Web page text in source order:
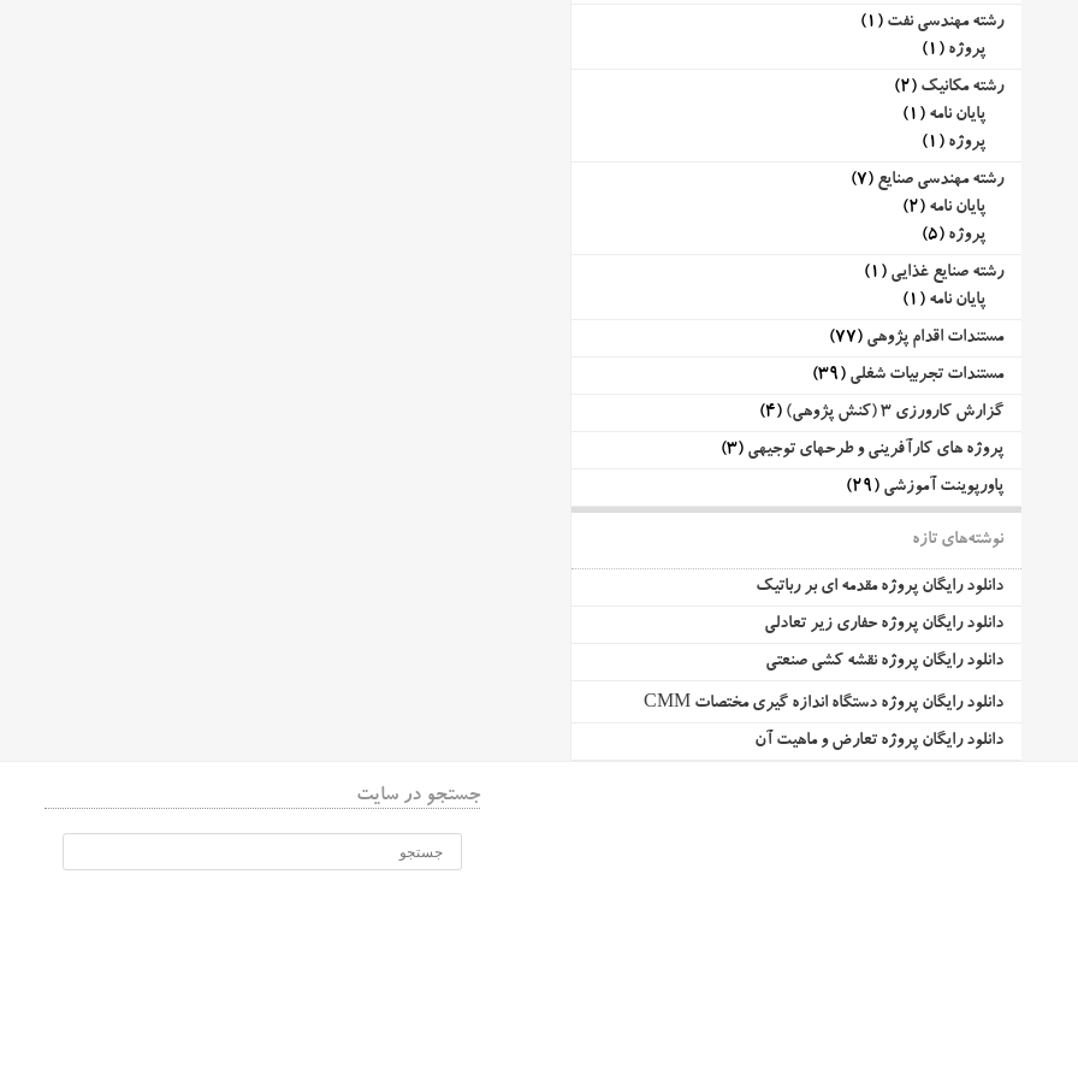
رشته مهندسی نفت (1)
پروژه (1)
رشته مکانیک (2)
پایان نامه (1)
پروژه (1)
رشته مهندسی صنایع (7)
پایان نامه (2)
پروژه (5)
رشته صنایع غذایی (1)
پایان نامه (1)
مستندات اقدام پژوهی (77)
مستندات تجربیات شغلی (39)
گزارش کارورزی 3 (کنش پژوهی)
(4)
پروژه های کارآفرینی و طرحهای توجیهی (3)
پاورپوینت آموزشی (29)
نوشته‌های تازه
دانلود رایگان پروژه مقدمه ای بر رباتیک
دانلود رایگان پروژه حفاری زیر تعادلی
دانلود رایگان پروژه نقشه کشی صنعتی
دانلود رایگان پروژه دستگاه اندازه گیری مختصات CMM
دانلود رایگان پروژه تعارض و ماهیت آن
جستجو در سایت